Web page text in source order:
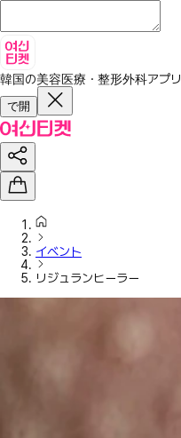
韓国の美容医療・整形外科アプリ
で開
イベント
リジュランヒーラー